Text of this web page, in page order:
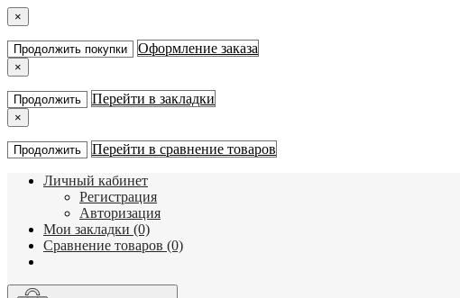
×
Продолжить покупки Оформление заказа
×
Продолжить Перейти в закладки
×
Продолжить Перейти в сравнение товаров
Личный кабинет
Регистрация
Авторизация
Мои закладки (0)
Сравнение товаров (0)